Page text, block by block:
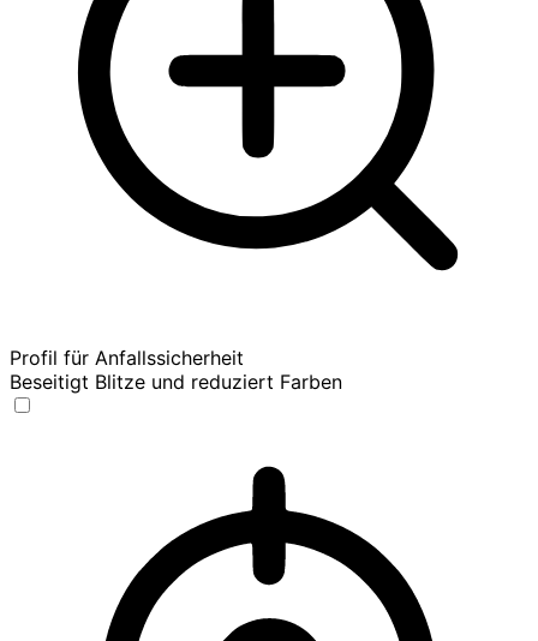
Profil für Anfallssicherheit
Beseitigt Blitze und reduziert Farben